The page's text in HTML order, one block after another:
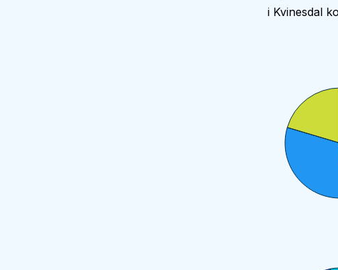
i Kvinesdal